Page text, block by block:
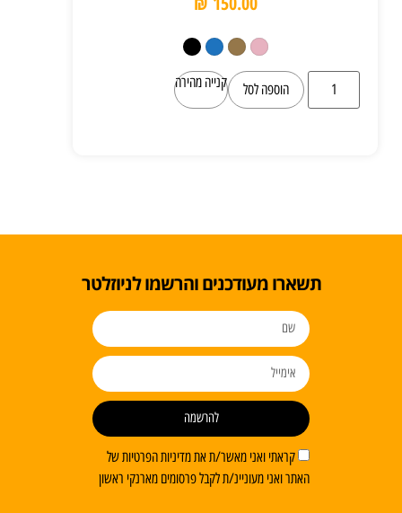
הוספה לסל קנייה מהירה
תשארו מעודכנים והרשמו לניוזלטר
קראתי ואני מאשר/ת את מדיניות הפרטיות של
האתר ואני מעוניינ/ת לקבל פרסומים מארנקי ראשון
להרשמה